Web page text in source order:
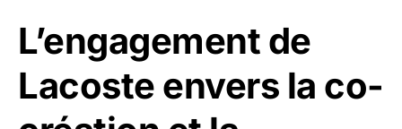
L’engagement de
Lacoste envers la co-